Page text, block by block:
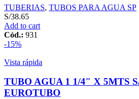
TUBERIAS, TUBOS PARA AGUA SP
S/38.65
Add to cart
Cód.: 931
-15%
Vista rápida
TUBO AGUA 1 1/4″ X 5MTS
EUROTUBO